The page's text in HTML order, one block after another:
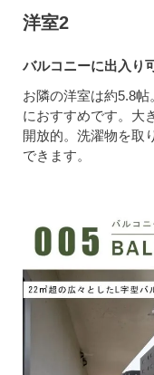
洋室2
バルコニーに出入り
お隣の洋室は約5.8
におすすめです。大
開放的。洗濯物を取
できます。